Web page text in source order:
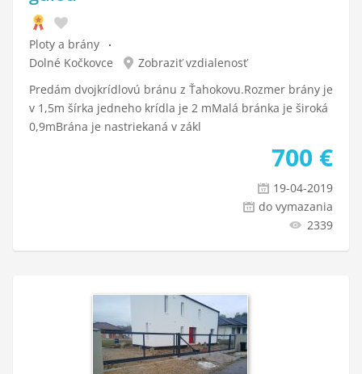
Ploty a brány
Dolné Kočkovce
Zobraziť vzdialenosť
Predám dvojkrídlovú bránu z Ťahokovu.Rozmer brány je
v 1,5m šírka jedneho krídla je 2 mMalá bránka je široká
0,9mBrána je nastriekaná v zákl
700 €
19-04-2019
do vymazania
2339